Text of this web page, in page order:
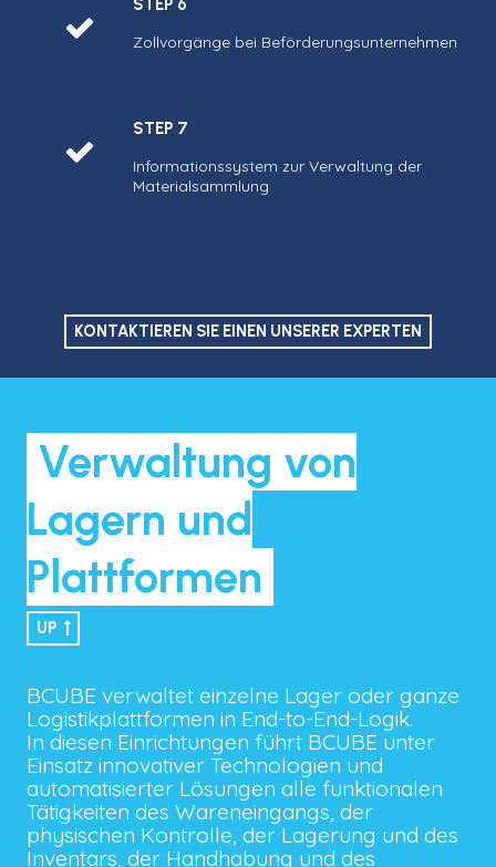
STEP 6
Zollvorgänge bei Beförderungsunternehmen
STEP 7
Informationssystem zur Verwaltung der
Materialsammlung
KONTAKTIEREN SIE EINEN UNSERER EXPERTEN
Verwaltung von
Lagern und
Plattformen
UP
BCUBE verwaltet einzelne Lager oder ganze
Logistikplattformen in End-to-End-Logik.
In diesen Einrichtungen führt BCUBE unter
Einsatz innovativer Technologien und
automatisierter Lösungen alle funktionalen
Tätigkeiten des Wareneingangs, der
physischen Kontrolle, der Lagerung und des
Inventars, der Handhabung und des